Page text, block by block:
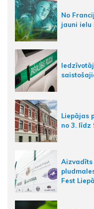
No
jauni ielu
Liepājas
no 3. līdz
Aizvadīts
Fest